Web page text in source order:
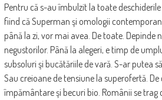
Pentru că s-au îmbulzit la toate
fiind că Superman şi omologii
până la zi, vor mai avea. De toate. Depinde
negustorilor. Până la alegeri, e timp de
subsoluri şi bucătăriile de vară. S-ar putea
Sau creioane de tensiune la superofertă.
împământare şi becuri bio. Românii se trag